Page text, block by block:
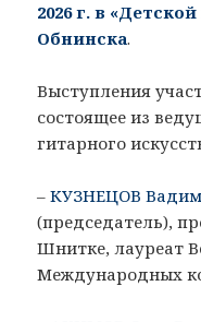
2026 г. в
Обнинска.
Выступления
состоящее из
гитарного
–КУЗНЕЦОВ
(председатель),
Шнитке, лауреат
Международных